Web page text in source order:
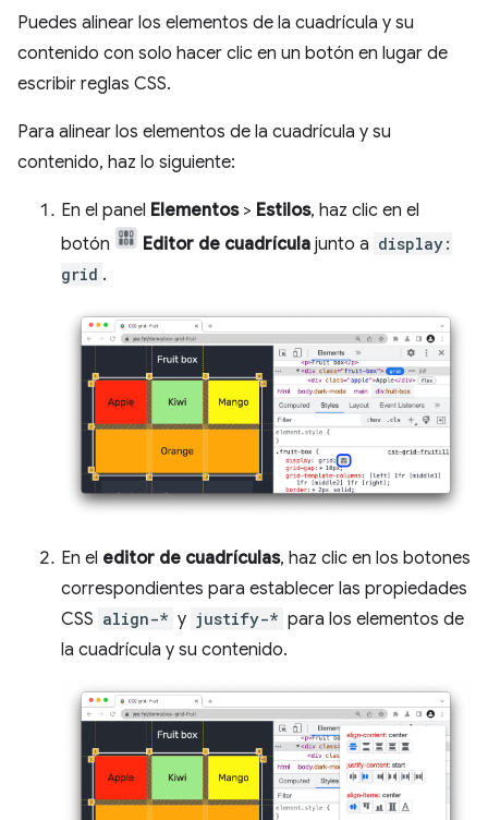
Puedes alinear los elementos de la cuadrícula y su
contenido con solo hacer clic en un botón en lugar de
escribir reglas CSS.
Para alinear los elementos de la cuadrícula y su
contenido, haz lo siguiente:
En el panel Elementos> Estilos, haz clic en el
botón
Editor de cuadrícula junto a display:
grid .
En el editor de cuadrículas, haz clic en los botones
correspondientes para establecer las propiedades
CSS align-* y justify-* para los elementos de
la cuadrícula y su contenido.